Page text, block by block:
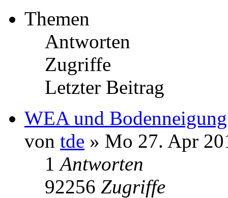
Themen
Antworten
Zugriffe
Letzter Beitrag
WEA und Bodenneigung
von tde » Mo 27. Apr
1Antworten
92256 Zugriffe